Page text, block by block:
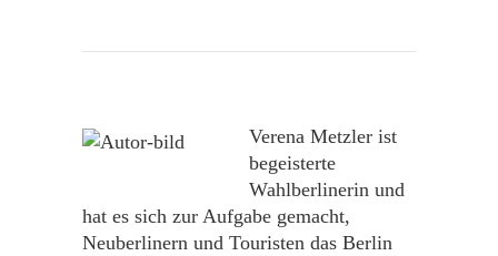
Verena Metzler ist
begeisterte
Wahlberlinerin und
hat es sich zur Aufgabe gemacht,
Neuberlinern und Touristen das Berlin